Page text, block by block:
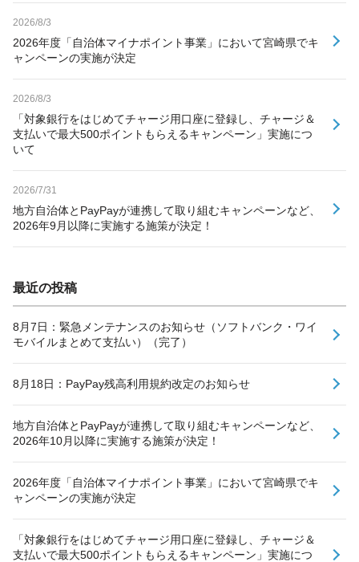
2026/8/3
2026年度「自治体マイナポイント事業」において宮崎県でキ
ャンペーンの実施が決定
2026/8/3
「対象銀行をはじめてチャージ用口座に登録し、チャージ＆
支払いで最大500ポイントもらえるキャンペーン」実施につ
いて
2026/7/31
地方自治体とPayPayが連携して取り組むキャンペーンなど、
2026年9月以降に実施する施策が決定！
最近の投稿
8月7日：緊急メンテナンスのお知らせ（ソフトバンク・ワイ
モバイルまとめて支払い）（完了）
8月18日：PayPay残高利用規約改定のお知らせ
地方自治体とPayPayが連携して取り組むキャンペーンなど、
2026年10月以降に実施する施策が決定！
2026年度「自治体マイナポイント事業」において宮崎県でキ
ャンペーンの実施が決定
「対象銀行をはじめてチャージ用口座に登録し、チャージ＆
支払いで最大500ポイントもらえるキャンペーン」実施につ